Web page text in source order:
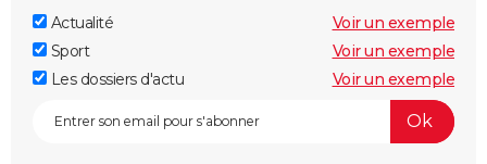
Actualité
Voir un exemple
Sport
Voir un exemple
Les dossiers d'actu
Voir un exemple